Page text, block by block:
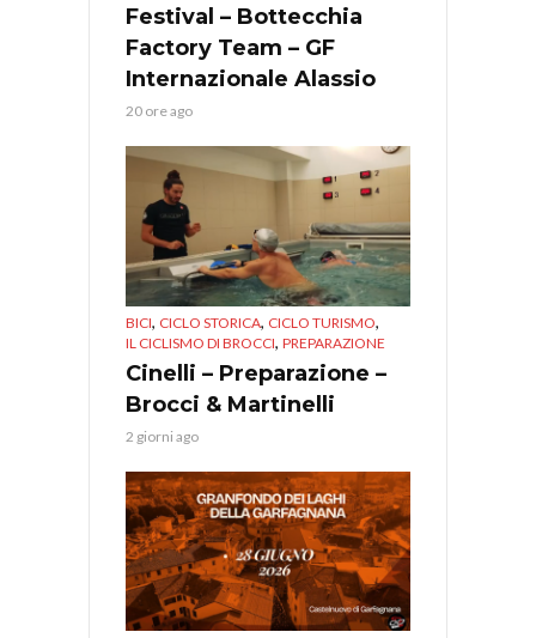
Festival – Bottecchia
Factory Team – GF
Internazionale Alassio
20 ore ago
BICI, CICLO STORICA, CICLO TURISMO,
IL CICLISMO DI BROCCI, PREPARAZIONE
Cinelli – Preparazione –
Brocci & Martinelli
2 giorni ago